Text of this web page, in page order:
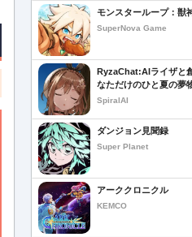
モンスターループ：獣
SuperNova Game
RyzaChat:AIライザと
なただけのひと夏の夢
SpiralAI
ダンジョン見聞録
Super Planet
アーククロニクル
KEMCO